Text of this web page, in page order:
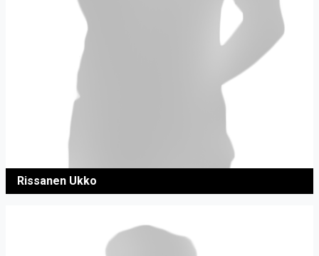
Rissanen Ukko